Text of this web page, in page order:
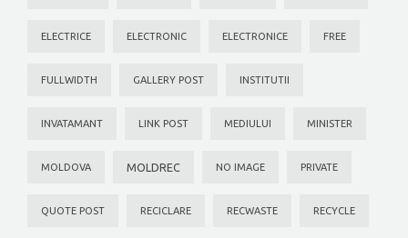
ELECTRICE ELECTRONIC ELECTRONICE FREE
FULLWIDTH GALLERY POST INSTITUTII
INVATAMANT LINK POST MEDIULUI MINISTER
MOLDOVA MOLDREC NO IMAGE PRIVATE
QUOTE POST RECICLARE RECWASTE RECYCLE